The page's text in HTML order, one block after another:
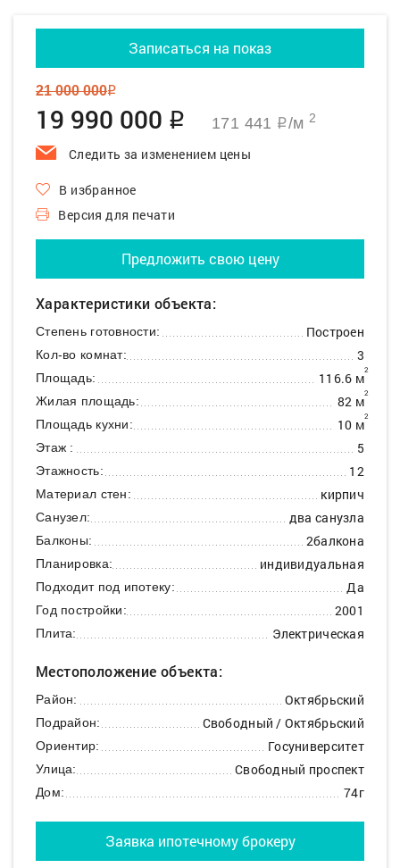
Записаться на показ
21 000 000q
19 990 000 q 171 441 q/м 2
Следить за изменением цены
В избранное
Версия для печати
Предложить свою цену
Характеристики объекта:
Степень готовности: Построен
Кол-во комнат: 3
Площадь: 116.6 м2
Жилая площадь: 82 м2
Площадь кухни: 10 м2
Этаж : 5
Этажность: 12
Материал стен: кирпич
Санузел: два санузла
Балконы: 2балкона
Планировка: индивидуальная
Подходит под ипотеку: Да
Год постройки: 2001
Плита: Электрическая
Местоположение объекта:
Район: Октябрьский
Подрайон: Свободный / Октябрьский
Ориентир: Госуниверситет
Улица: Свободный проспект
Дом: 74г
Заявка ипотечному брокеру